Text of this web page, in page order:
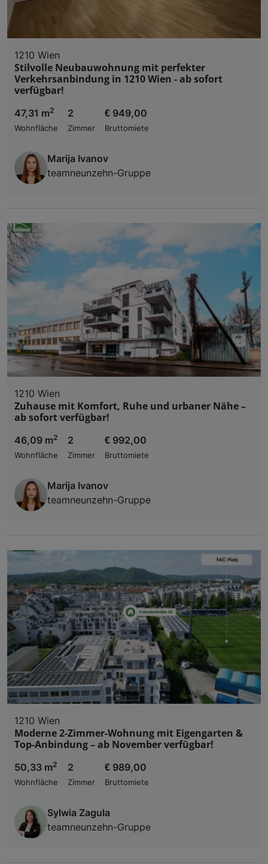
1210 Wien
Stilvolle Neubauwohnung mit perfekter
Verkehrsanbindung in 1210 Wien - ab sofort
verfügbar!
47,31 m2
Wohnfläche
2
Zimmer
€ 949,00
Bruttomiete
Marija Ivanov
teamneunzehn-Gruppe
1210 Wien
Zuhause mit Komfort, Ruhe und urbaner Nähe –
ab sofort verfügbar!
46,09 m2
Wohnfläche
2
Zimmer
€ 992,00
Bruttomiete
Marija Ivanov
teamneunzehn-Gruppe
1210 Wien
Moderne 2-Zimmer-Wohnung mit Eigengarten &
Top-Anbindung – ab November verfügbar!
50,33 m2
Wohnfläche
2
Zimmer
€ 989,00
Bruttomiete
Sylwia Zagula
teamneunzehn-Gruppe